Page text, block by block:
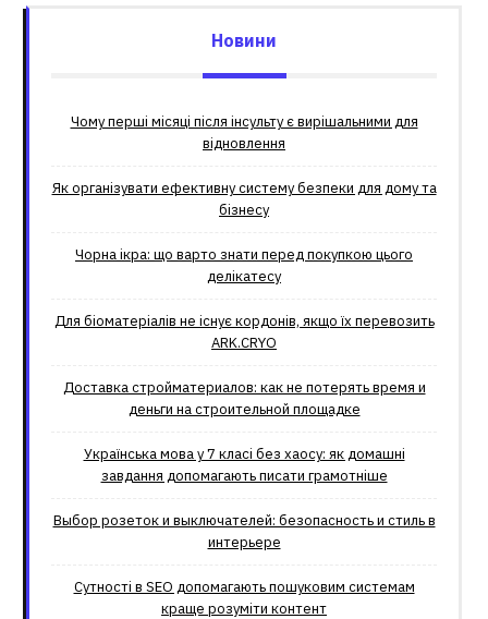
Новини
Чому перші місяці після інсульту є вирішальними для
відновлення
Як організувати ефективну систему безпеки для дому та
бізнесу
Чорна ікра: що варто знати перед покупкою цього
делікатесу
Для біоматеріалів не існує кордонів, якщо їх перевозить
ARK.CRYO
Доставка стройматериалов: как не потерять время и
деньги на строительной площадке
Українська мова у 7 класі без хаосу: як домашні
завдання допомагають писати грамотніше
Выбор розеток и выключателей: безопасность и стиль в
интерьере
Сутності в SEO допомагають пошуковим системам
краще розуміти контент